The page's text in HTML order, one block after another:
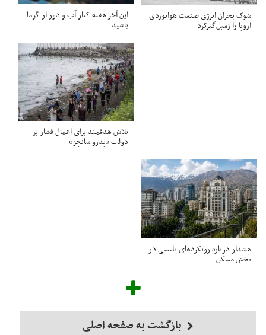
شوک بحران انرژی صنعت هوانوردی
اروپا را زمین‌گیر‌کرد
این آخر هفته کنار آب و دور از گرما
باشید
تلاش هدفمند برای اعمال فشار بر
دولت «پدرو سانچز»
هشدار درباره رویکردهای پلیسی در
بخش مسکن
بازگشت به صفحه اصلی